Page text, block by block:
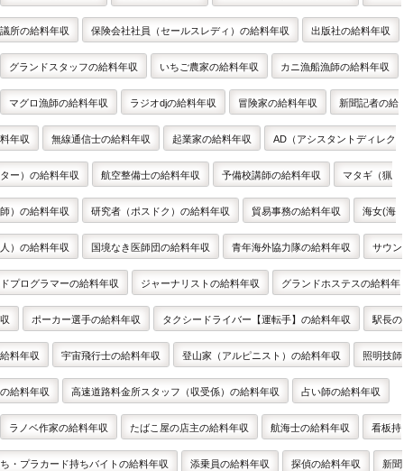
議所の給料年収 保険会社社員（セールスレディ）の給料年収 出版社の給料年収
グランドスタッフの給料年収 いちご農家の給料年収 カニ漁船漁師の給料年収
マグロ漁師の給料年収 ラジオdjの給料年収 冒険家の給料年収 新聞記者の給
料年収 無線通信士の給料年収 起業家の給料年収 AD（アシスタントディレク
ター）の給料年収 航空整備士の給料年収 予備校講師の給料年収 マタギ（猟
師）の給料年収 研究者（ポスドク）の給料年収 貿易事務の給料年収 海女(海
人）の給料年収 国境なき医師団の給料年収 青年海外協力隊の給料年収 サウン
ドプログラマーの給料年収 ジャーナリストの給料年収 グランドホステスの給料年
収 ポーカー選手の給料年収 タクシードライバー【運転手】の給料年収 駅長の
給料年収 宇宙飛行士の給料年収 登山家（アルピニスト）の給料年収 照明技師
の給料年収 高速道路料金所スタッフ（収受係）の給料年収 占い師の給料年収
ラノベ作家の給料年収 たばこ屋の店主の給料年収 航海士の給料年収 看板持
ち・プラカード持ちバイトの給料年収 添乗員の給料年収 探偵の給料年収 新聞